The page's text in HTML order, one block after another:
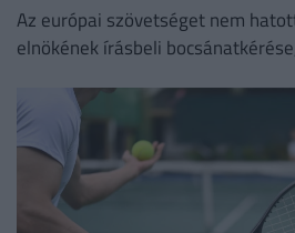
Az európai szövetséget nem
elnökének írásbeli